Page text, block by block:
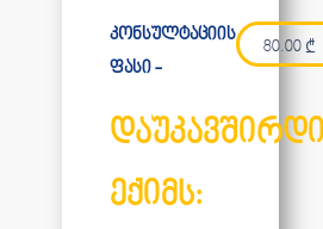
კონსულტაციის
ფასი -
80.00 ₾
ექიმს: